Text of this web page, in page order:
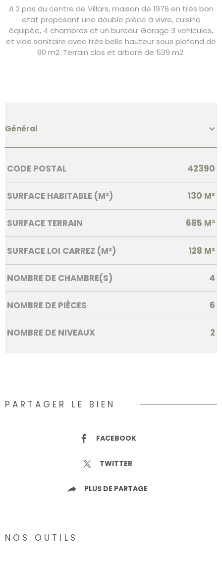
A 2 pas du centre de Villars, maison de 1976 en très bon
etat proposant une double pièce à vivre, cuisine
équipée, 4 chambres et un bureau. Garage 3 vehicules,
et vide sanitaire avec très belle hauteur sous plafond de
90 m2. Terrain clos et arboré de 539 m2.
Général
Caractérisque Valeurs
CODE POSTAL 42390
SURFACE HABITABLE (M²) 130 M²
SURFACE TERRAIN 685 M²
SURFACE LOI CARREZ (M²) 128 M²
NOMBRE DE CHAMBRE(S) 4
NOMBRE DE PIÈCES 6
NOMBRE DE NIVEAUX 2
PARTAGER LE BIEN
FACEBOOK
TWITTER
PLUS DE PARTAGE
NOS OUTILS